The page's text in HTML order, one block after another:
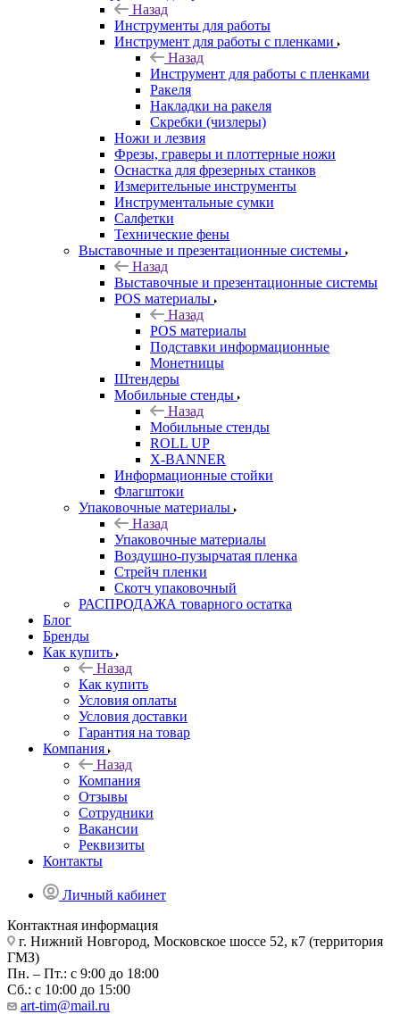
Назад
Инструменты для работы
Инструмент для работы с пленками
Назад
Инструмент для работы с пленками
Ракеля
Накладки на ракеля
Скребки (чизлеры)
Ножи и лезвия
Фрезы, граверы и плоттерные ножи
Оснастка для фрезерных станков
Измерительные инструменты
Инструментальные сумки
Салфетки
Технические фены
Выставочные и презентационные системы
Назад
Выставочные и презентационные системы
POS материалы
Назад
POS материалы
Подставки информационные
Монетницы
Штендеры
Мобильные стенды
Назад
Мобильные стенды
ROLL UP
X-BANNER
Информационные стойки
Флагштоки
Упаковочные материалы
Назад
Упаковочные материалы
Воздушно-пузырчатая пленка
Стрейч пленки
Скотч упаковочный
РАСПРОДАЖА товарного остатка
Блог
Бренды
Как купить
Назад
Как купить
Условия оплаты
Условия доставки
Гарантия на товар
Компания
Назад
Компания
Отзывы
Сотрудники
Вакансии
Реквизиты
Контакты
Личный кабинет
Контактная информация
г. Нижний Новгород, Московское шоссе 52, к7 (территория
ГМЗ)
Пн. – Пт.: с 9:00 до 18:00
Сб.: с 10:00 до 15:00
art-tim@mail.ru